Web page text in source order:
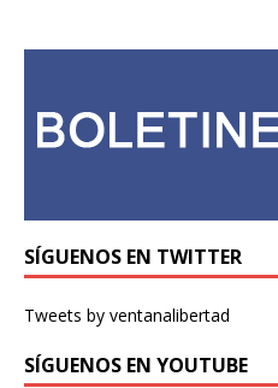
SÍGUENOS EN TWITTER
Tweets by ventanalibertad
SÍGUENOS EN YOUTUBE